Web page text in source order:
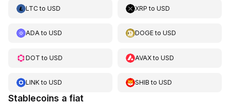
LTCto USD XRP toUSD
ADAto USD DOGEtoUSD
DOT to USD AVAXtoUSD
LINKto USD SHIB toUSD
Stablecoins a fiat